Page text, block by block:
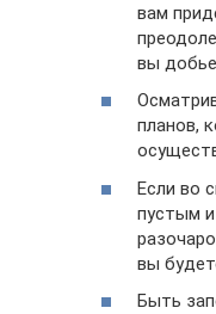
вам
вы
планов,
Если во
пустым
вы
Быть